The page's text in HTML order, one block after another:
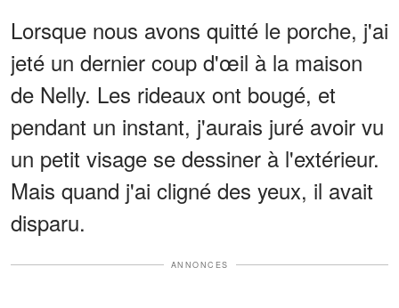
Lorsque nous avons quitté le porche, j'ai
jeté un dernier coup d'œil à la maison
de Nelly. Les rideaux ont bougé, et
pendant un instant, j'aurais juré avoir vu
un petit visage se dessiner à l'extérieur.
Mais quand j'ai cligné des yeux, il avait
disparu.
ANNONCES